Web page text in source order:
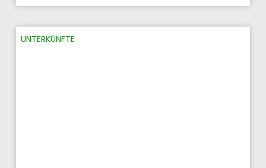
UNTERKÜNFTE